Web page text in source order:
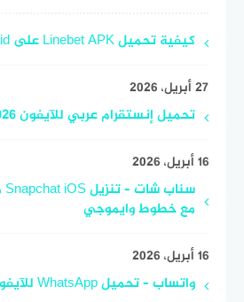
كيفية تحميل Linebet APK على Android خطوة بخطوة
27 أبريل، 2026
تحميل إنستقرام عربي للآيفون 2026 الرسمي اخر إصدار
16 أبريل، 2026
مع خطوط وايموجي
16 أبريل، 2026
واتساب – تحميل WhatsApp للآيفون 2026 آخر إصدار